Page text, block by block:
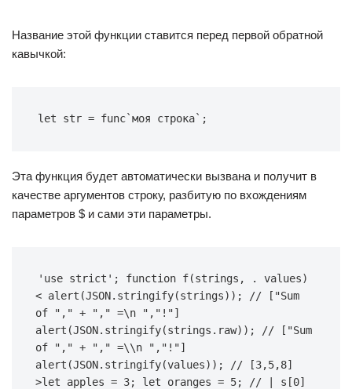
Название этой функции ставится перед первой обратной
кавычкой:
let str = func`моя строка`;
Эта функция будет автоматически вызвана и получит в
качестве аргументов строку, разбитую по вхождениям
параметров $ и сами эти параметры.
'use strict'; function f(strings, . values)
< alert(JSON.stringify(strings)); // ["Sum
of "," + "," =\n ","!"]
alert(JSON.stringify(strings.raw)); // ["Sum
of "," + "," =\\n ","!"]
alert(JSON.stringify(values)); // [3,5,8]
>let apples = 3; let oranges = 5; // | s[0]